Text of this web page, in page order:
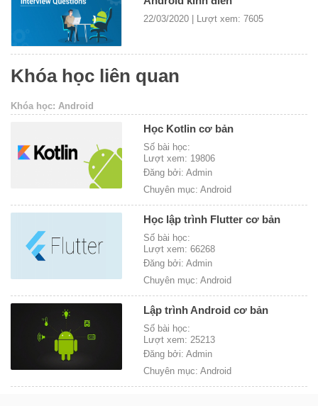
22/03/2020 | Lượt xem: 7605
Khóa học liên quan
Khóa học: Android
Học Kotlin cơ bản
Số bài học:
Lượt xem: 19806
Đăng bởi: Admin
Chuyên mục: Android
Học lập trình Flutter cơ bản
Số bài học:
Lượt xem: 66268
Đăng bởi: Admin
Chuyên mục: Android
Lập trình Android cơ bản
Số bài học:
Lượt xem: 25213
Đăng bởi: Admin
Chuyên mục: Android